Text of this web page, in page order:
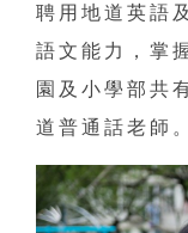
聘用地道英語
語文能力，掌
園及小學部共
道普通話老師。